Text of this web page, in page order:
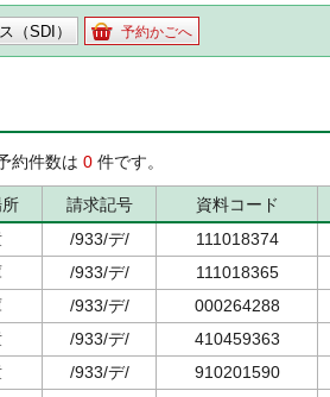
（SDI） 予約かごへ
約件数は 0 件です。
請求記号
資料コード
/933/デ/
111018374
/933/デ/
111018365
/933/デ/
000264288
/933/デ/
410459363
/933/デ/
910201590